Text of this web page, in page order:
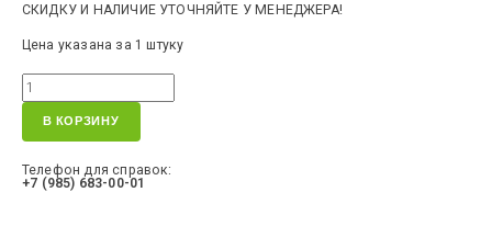
СКИДКУ И НАЛИЧИЕ УТОЧНЯЙТЕ У МЕНЕДЖЕРА!
Цена указана за 1 штуку
В КОРЗИНУ
Телефон для справок:
+7 (985) 683-00-01